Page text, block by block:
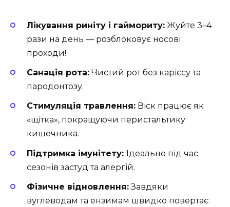
Лікування риніту і гаймориту: Жуйте 3–4
рази на день — розблоковує носові
проходи!
Санація рота: Чистий рот без карієсу та
пародонтозу.
Стимуляція травлення: Віск працює як
«щітка», покращуючи перистальтику
кишечника.
Підтримка імунітету: Ідеально під час
сезонів застуд та алергій.
Фізичне відновлення:Завдяки
вуглеводам та ензимам швидко повертає